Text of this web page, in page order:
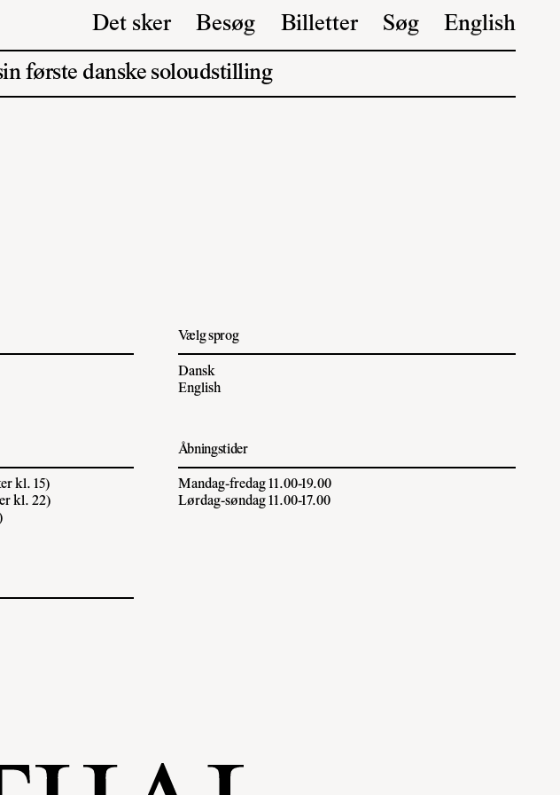
Det sker Besøg Billetter Søg English
første danske soloudstilling
kl. 15)
kl. 22)
Vælg sprog
Dansk
English
Åbningstider
Mandag-fredag 11.00-19.00
Lørdag-søndag 11.00-17.00